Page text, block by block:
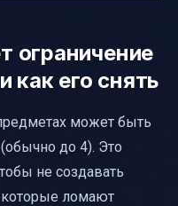
ограничение
как его снять
может быть
до 4). Это
не создавать
ломают